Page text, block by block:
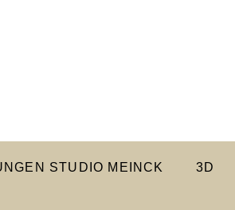
STUDIO MEINCK 3D